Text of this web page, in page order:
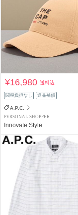
¥16,980送料込
関税負担なし 返品補償
A.P.C.
PERSONAL SHOPPER
Innovate Style